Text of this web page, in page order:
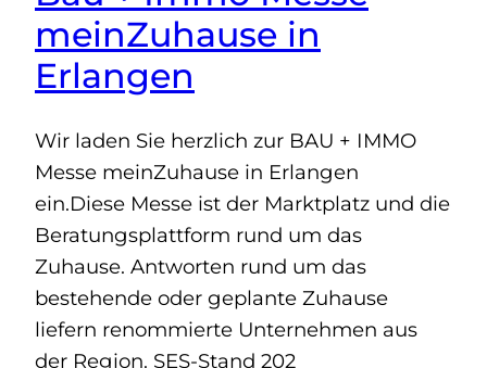
meinZuhause in
Erlangen
Wir laden Sie herzlich zur BAU + IMMO
Messe meinZuhause in Erlangen
ein.Diese Messe ist der Marktplatz und die
Beratungsplattform rund um das
Zuhause. Antworten rund um das
bestehende oder geplante Zuhause
liefern renommierte Unternehmen aus
der Region. SES-Stand 202